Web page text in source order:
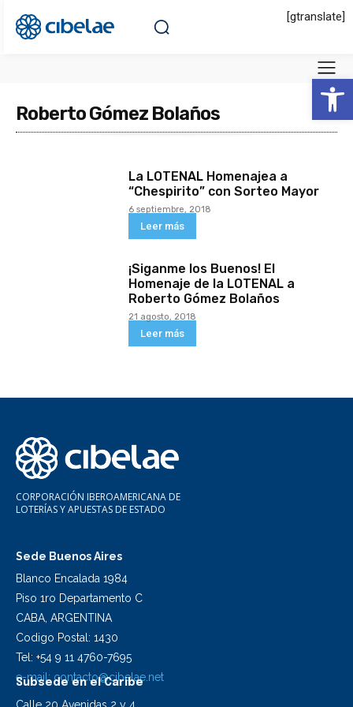
Abrir
[gtranslate]
Roberto Gómez Bolaños
La LOTENAL Homenajea a
“Chespirito” con Sorteo Mayor
6 septiembre, 2018
Leer más
¡Siganme los Buenos! El
Homenaje de la LOTENAL a
Roberto Gómez Bolaños
21 agosto, 2018
Leer más
CORPORACIÓN IBEROAMERICANA DE
LOTERÍAS Y APUESTAS DE ESTADO
Sede Buenos Aires
Blanco Encalada 1984
Piso 1ro Departamento C
CABA, ARGENTINA
Codigo Postal: 1430
Tel: +54 9 11 4760-7695
e-mail:contacto@cibelae.net
Subsede en el Caribe